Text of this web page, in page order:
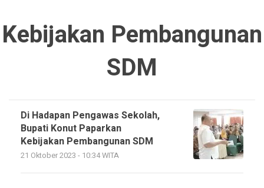
Kebijakan Pembangunan
SDM
Di Hadapan Pengawas Sekolah,
Bupati Konut Paparkan
Kebijakan Pembangunan SDM
21 Oktober 2023 - 10:34 WITA